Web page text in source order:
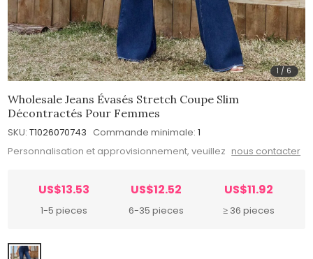
1 / 6
Wholesale Jeans Évasés Stretch Coupe Slim
Décontractés Pour Femmes
SKU: T1026070743 Commande minimale: 1
Personnalisation et approvisionnement, veuillez nous contacter
US$13.53
1-5 pieces
US$12.52
6-35 pieces
US$11.92
≥ 36 pieces